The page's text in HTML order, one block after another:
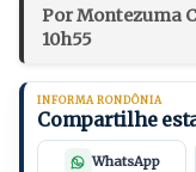
Por Montezuma
10h55
INFORMA RONDÔNIA
Compartilhe
WhatsApp